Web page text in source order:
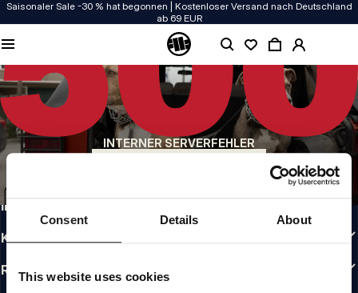
Consent Details About
This website uses cookies
Saisonaler Sale -30 % hat begonnen | Kostenloser Versand nach Deutschland
ab 69 EUR
INTERNER SERVERFEHLER
QUALITÄT HAT BEI UNS PRIORITÄT
Unsere Kleidung wird mit Leidenschaft produziert. Bei Haltbarkeit, Langlebigkeit
der Materialien und Details machen wir keine Kompromisse.
US ORIGIN
Unsere Wurzeln reichen zurück ins San Diego der frühen 90er. Unser Stil ist roh,
authentisch und kompromisslos.
Unsere Kollektionen tragen Sportler, Kämpfer und eigensinnige Individualisten
INFO
KUNDENBEREICH
RICHTLINIEN